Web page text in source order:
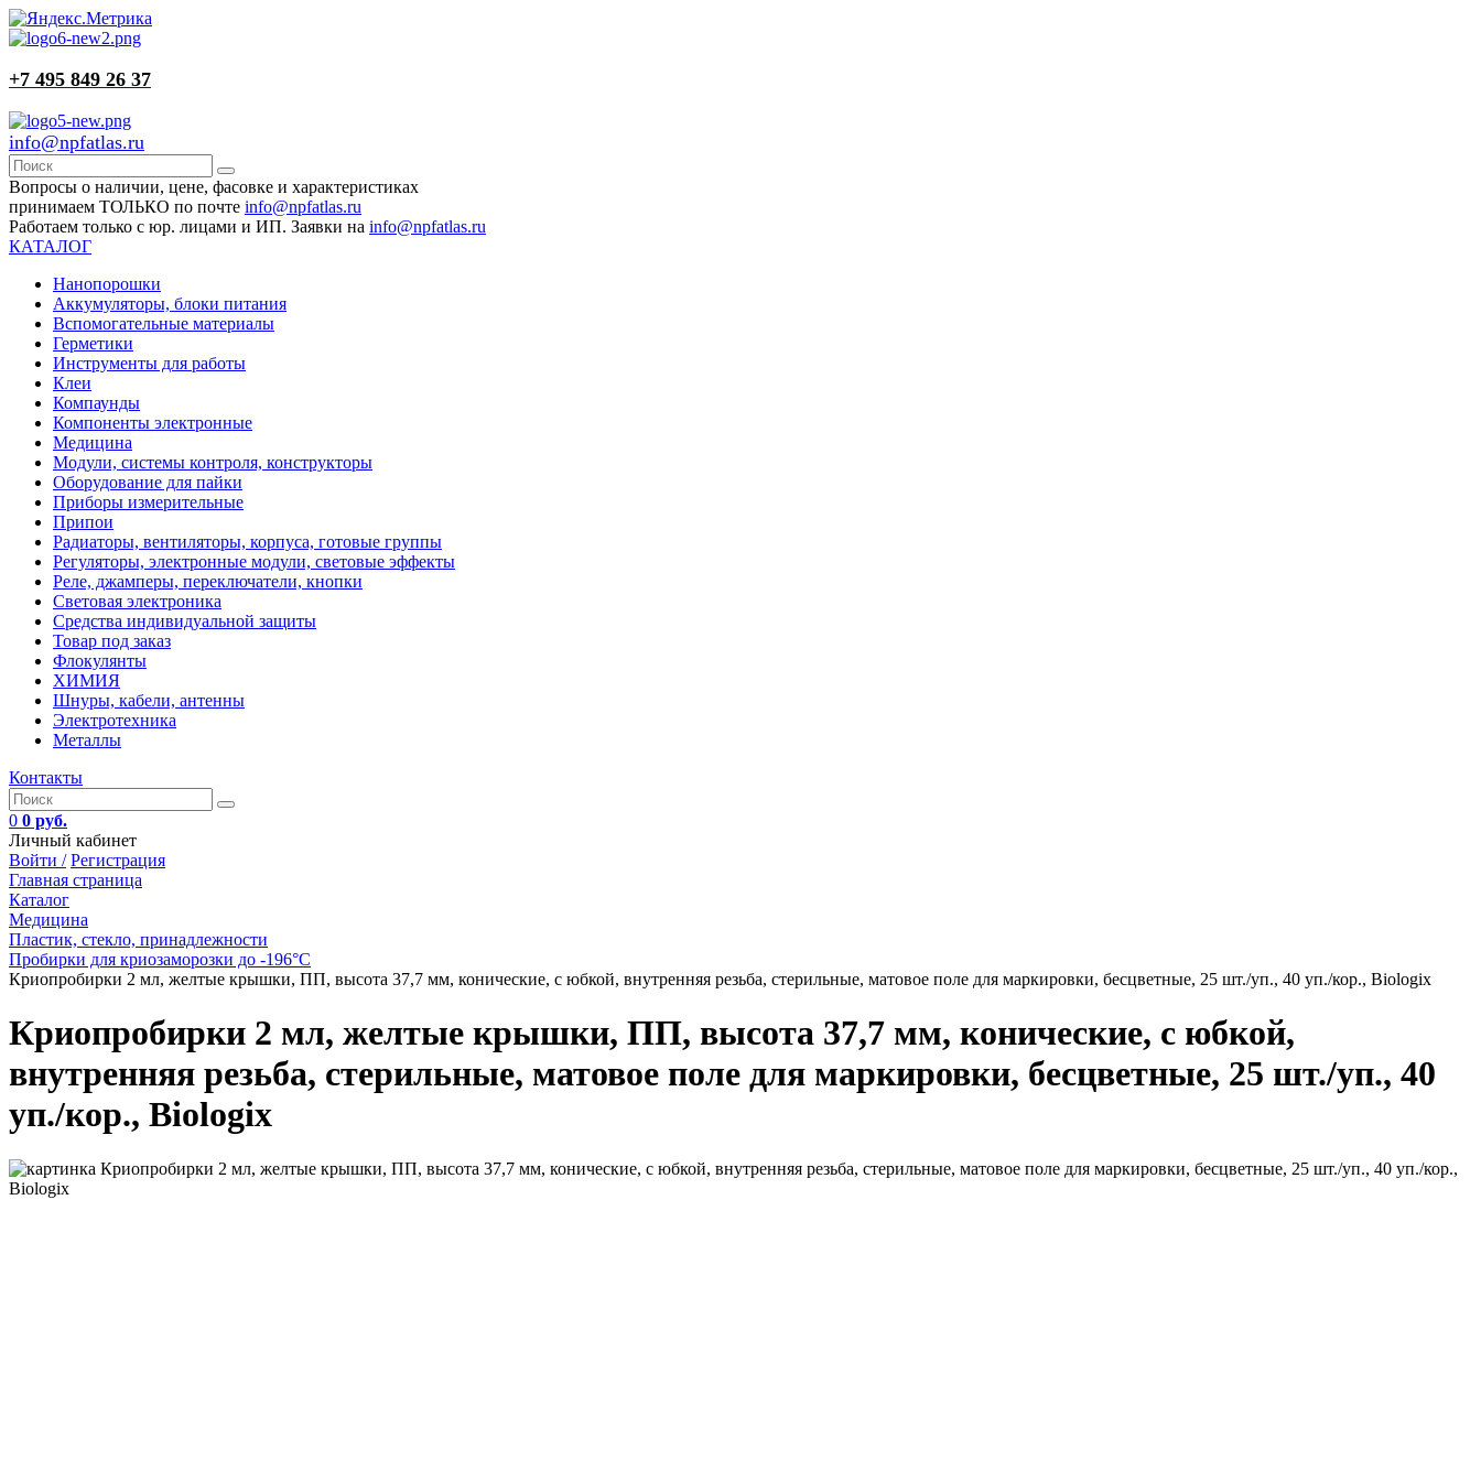
+7 495 849 26 37
info@npfatlas.ru
Вопросы о наличии, цене, фасовке и характеристиках
принимаем ТОЛЬКО по почте info@npfatlas.ru
Работаем только с юр. лицами и ИП. Заявки на info@npfatlas.ru
КАТАЛОГ
Нанопорошки
Аккумуляторы, блоки питания
Вспомогательные материалы
Герметики
Инструменты для работы
Клеи
Компаунды
Компоненты электронные
Медицина
Модули, системы контроля, конструкторы
Оборудование для пайки
Приборы измерительные
Припои
Радиаторы, вентиляторы, корпуса, готовые группы
Регуляторы, электронные модули, световые эффекты
Реле, джамперы, переключатели, кнопки
Световая электроника
Средства индивидуальной защиты
Товар под заказ
Флокулянты
ХИМИЯ
Шнуры, кабели, антенны
Электротехника
Металлы
Контакты
0 0 руб.
Личный кабинет
Войти / Регистрация
Главная страница
Каталог
Медицина
Пластик, стекло, принадлежности
Пробирки для криозаморозки до -196°С
Криопробирки 2 мл, желтые крышки, ПП, высота 37,7 мм, конические, с юбкой, внутренняя резьба, стерильные, матовое поле для маркировки, бесцветные, 25 шт./уп., 40 уп./кор., Biologix
Криопробирки 2 мл, желтые крышки, ПП, высота 37,7 мм, конические, с юбкой,
внутренняя резьба, стерильные, матовое поле для маркировки, бесцветные, 25 шт./уп., 40
уп./кор., Biologix